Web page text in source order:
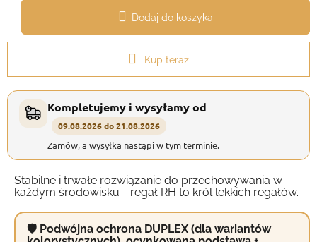
Dodaj do koszyka
Kup teraz
Kompletujemy i wysyłamy od
09.08.2026 do 21.08.2026
Zamów, a wysyłka nastąpi w tym terminie.
Stabilne i trwałe rozwiązanie do przechowywania w
każdym środowisku - regał RH to król lekkich regałów.
🛡 Podwójna ochrona DUPLEX (dla wariantów